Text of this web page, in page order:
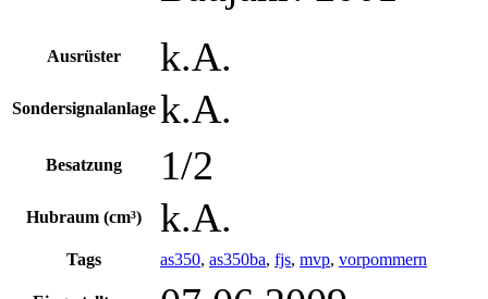
Ausrüster k.A.
Sondersignalanlage k.A.
Besatzung 1/2
Hubraum (cm³) k.A.
Tags as350, as350ba, fjs, mvp, vorpommern